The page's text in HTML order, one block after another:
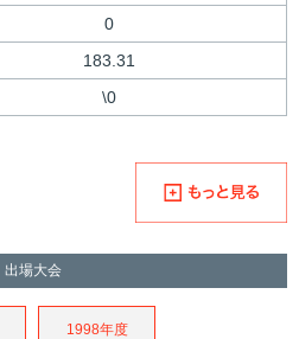
0
183.31
\0
出場大会
1998年度